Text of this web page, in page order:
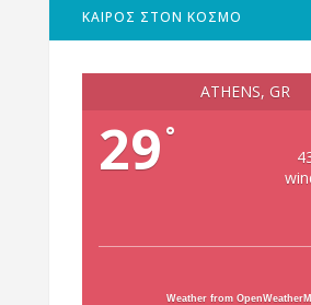
ΚΑΙΡΟΣ ΣΤΟΝ ΚΟΣΜΟ
ATHENS, GR
29 °
Weather from